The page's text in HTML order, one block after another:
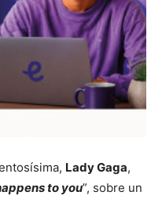
Lady Gaga,
to you”, sobre un